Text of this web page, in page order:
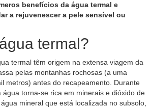
benefícios da água termal e
a rejuvenescer a pele sensível ou
termal?
termal têm origem na extensa viagem da
pelas montanhas rochosas (a uma
metros) antes do recapeamento. Durante
água torna-se rica em minerais e dióxido de
mineral que está localizada no subsolo,